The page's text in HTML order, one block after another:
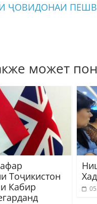
ҶОВИДОНАИ
может
Тоҷикистон
Кабир